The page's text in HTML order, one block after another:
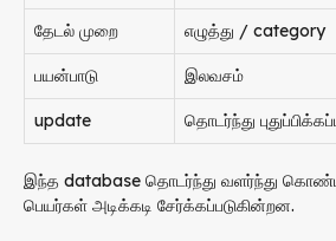
தேடல் முறை எழுத்து / category
பயன்பாடு இலவசம்
update தொடர்ந்து
இந்த database தொடர்ந்து வளர்ந்து
பெயர்கள் அடிக்கடி சேர்க்கப்படுகின்றன.